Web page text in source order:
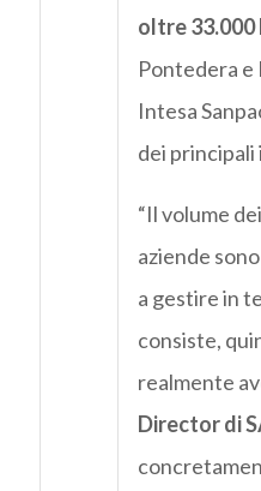
oltre 33.000
Pontedera e
Intesa
dei
“Il volume
aziende
a gestire in
consiste,
realmente
Director di